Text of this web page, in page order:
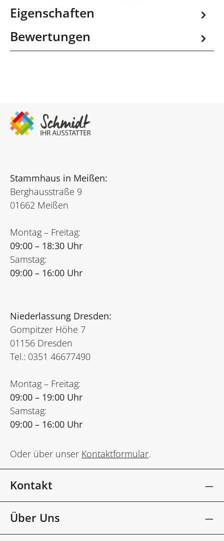
Eigenschaften
Bewertungen
Stammhaus in Meißen:
Berghausstraße 9
01662 Meißen
Montag – Freitag:
09:00 – 18:30 Uhr
Samstag:
09:00 – 16:00 Uhr
Niederlassung Dresden:
Gompitzer Höhe 7
01156 Dresden
Tel.: 0351 46677490
Montag – Freitag:
09:00 – 19:00 Uhr
Samstag:
09:00 – 16:00 Uhr
Oder über unser Kontaktformular.
Kontakt
Über Uns